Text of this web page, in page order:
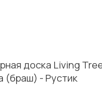
доска Living
(браш) - Рустик